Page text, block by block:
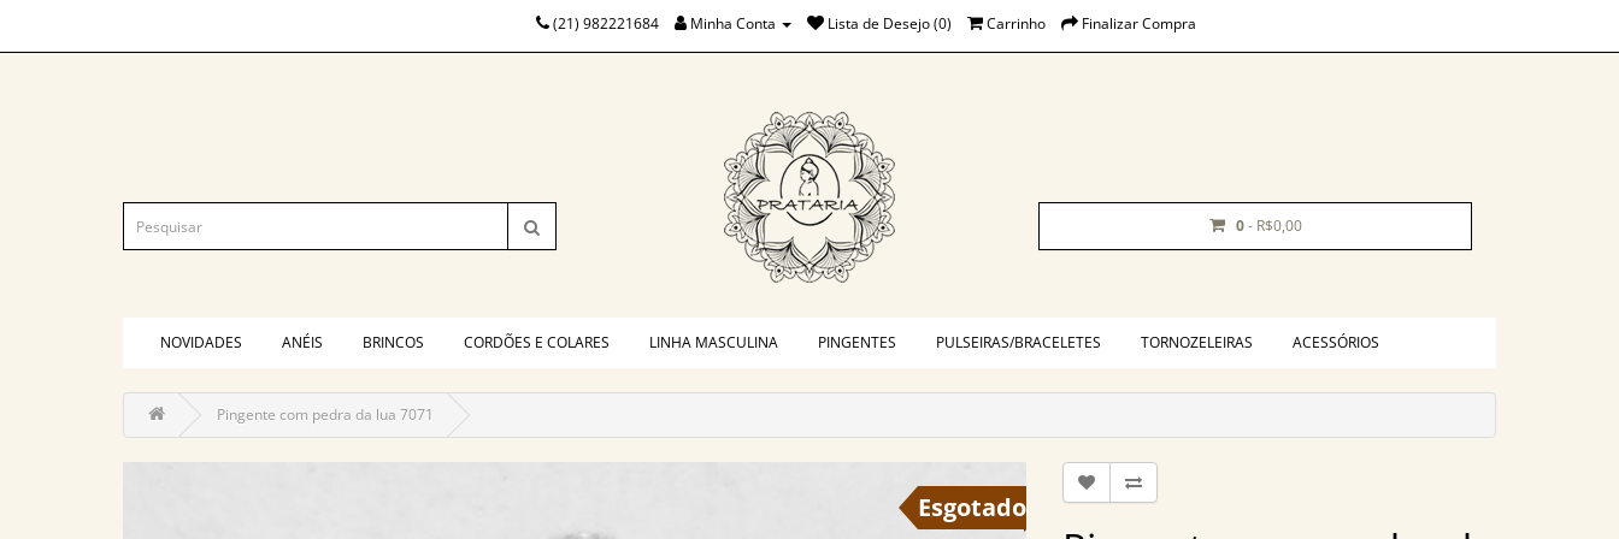
(21) 982221684 Minha Conta Lista de Desejo (0) Carrinho Finalizar Compra
0- R$0,00
NOVIDADES ANÉIS BRINCOS CORDÕES E COLARES LINHA MASCULINA PINGENTES PULSEIRAS/BRACELETES TORNOZELEIRAS ACESSÓRIOS
Pingente com pedra da lua 7071